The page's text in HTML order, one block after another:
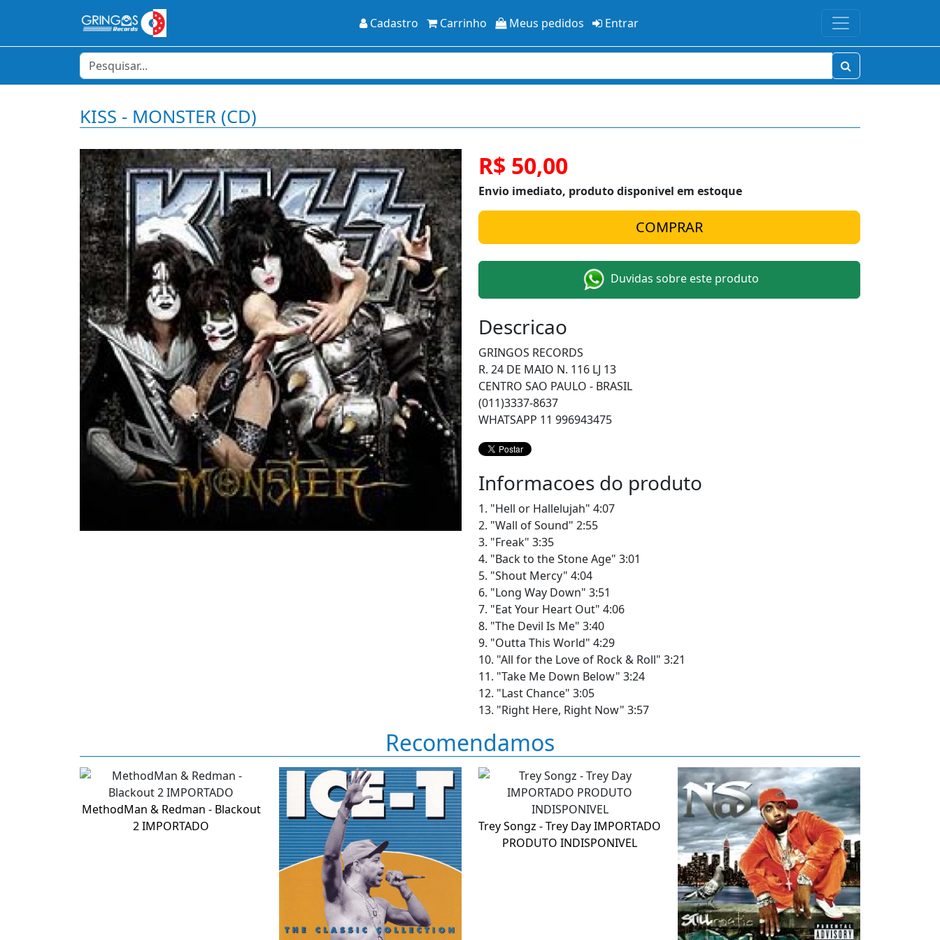
Cadastro Carrinho Meus pedidos Entrar
KISS - MONSTER (CD)
R$ 50,00
Envio imediato, produto disponivel em estoque
Duvidas sobre este produto
Descricao
GRINGOS RECORDS
R. 24 DE MAIO N. 116 LJ 13
CENTRO SAO PAULO - BRASIL
(011)3337-8637
WHATSAPP 11 996943475
Informacoes do produto
1. "Hell or Hallelujah" 4:07
2. "Wall of Sound" 2:55
3. "Freak" 3:35
4. "Back to the Stone Age" 3:01
5. "Shout Mercy" 4:04
6. "Long Way Down" 3:51
7. "Eat Your Heart Out" 4:06
8. "The Devil Is Me" 3:40
9. "Outta This World" 4:29
10. "All for the Love of Rock & Roll" 3:21
11. "Take Me Down Below" 3:24
12. "Last Chance" 3:05
13. "Right Here, Right Now" 3:57
Recomendamos
MethodMan & Redman - Blackout
2 IMPORTADO
Trey Songz - Trey Day IMPORTADO
PRODUTO INDISPONIVEL